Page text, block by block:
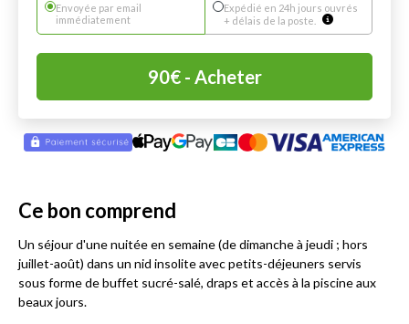
Envoyée par email
immédiatement
Expédié en 24h jours ouvrés
+ délais de la poste.
90€- Acheter
Ce bon comprend
Un séjour d'une nuitée en semaine (de dimanche à jeudi ; hors
juillet-août) dans un nid insolite avec petits-déjeuners servis
sous forme de buffet sucré-salé, draps et accès à la piscine aux
beaux jours.